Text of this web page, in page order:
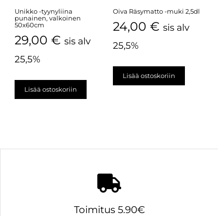
Unikko -tyynyliina
punainen, valkoinen
50x60cm
29,00 € sis alv
25,5%
Lisää ostoskoriin
Oiva Räsymatto -muki 2,5dl
24,00 € sis alv
25,5%
Lisää ostoskoriin
Toimitus 5.90€